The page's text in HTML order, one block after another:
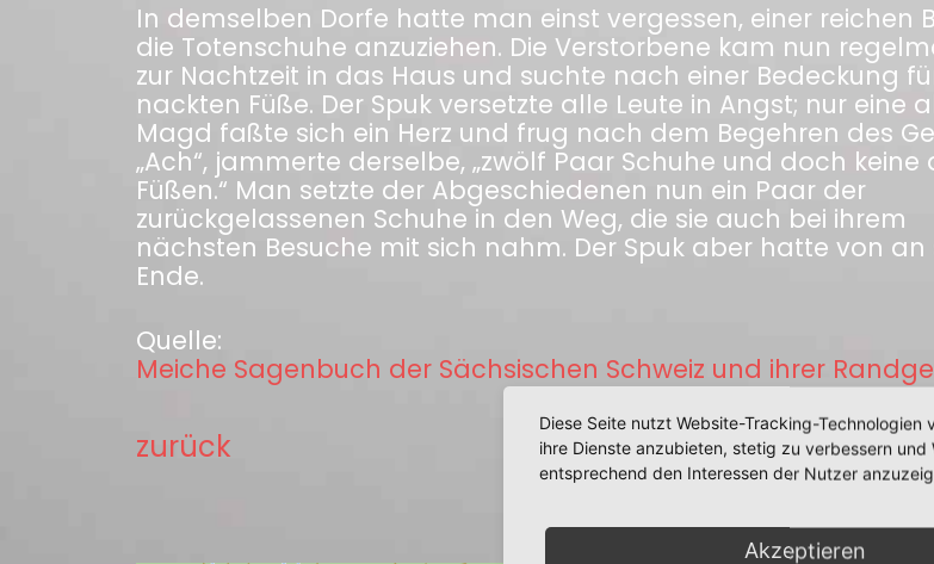
In demselben Dorfe hatte man einst vergessen, einer reichen
die Totenschuhe anzuziehen. Die Verstorbene kam nun
zur Nachtzeit in das Haus und suchte nach einer Bedeckung
nackten Füße. Der Spuk versetzte alle Leute in Angst; nur eine
Magd faßte sich ein Herz und frug nach dem Begehren des
„Ach“, jammerte derselbe, „zwölf Paar Schuhe und doch keine
Füßen.“ Man setzte der Abgeschiedenen nun ein Paar der
zurückgelassenen Schuhe in den Weg, die sie auch bei ihrem
nächsten Besuche mit sich nahm. Der Spuk aber hatte von an
Ende.
Quelle:
Meiche Sagenbuch der Sächsischen Schweiz und ihrer
zurück
Diese Seite nutzt Website-Tracking-Technologien
ihre Dienste anzubieten, stetig zu verbessern und
entsprechend den Interessen der Nutzer
Akzeptieren